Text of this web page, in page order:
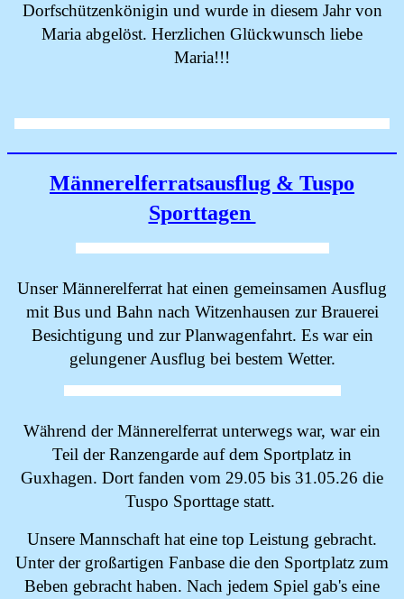
Dorfschützenkönigin und wurde in diesem Jahr von
Maria abgelöst. Herzlichen Glückwunsch liebe
Maria!!!
Männerelferratsausflug & Tuspo
Sporttagen
Unser Männerelferrat hat einen gemeinsamen Ausflug
mit Bus und Bahn nach Witzenhausen zur Brauerei
Besichtigung und zur Planwagenfahrt. Es war ein
gelungener Ausflug bei bestem Wetter.
Während der Männerelferrat unterwegs war, war ein
Teil der Ranzengarde auf dem Sportplatz in
Guxhagen. Dort fanden vom 29.05 bis 31.05.26 die
Tuspo Sporttage statt.
Unsere Mannschaft hat eine top Leistung gebracht.
Unter der großartigen Fanbase die den Sportplatz zum
Beben gebracht haben. Nach jedem Spiel gab's eine